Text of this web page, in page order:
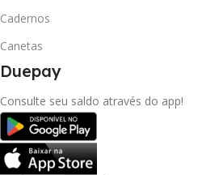
Cadernos
Canetas
Duepay
Consulte seu saldo através do app!